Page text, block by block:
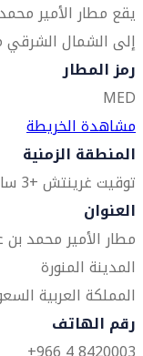
إلى الشمال الشرقي
رمز المطار
MED
مشاهدة الخريطة
المنطقة الزمنية
توقيت غرينتش +3 ساعات
العنوان
مطار الأمير محمد بن
المدينة المنورة
المملكة العربية
رقم الهاتف